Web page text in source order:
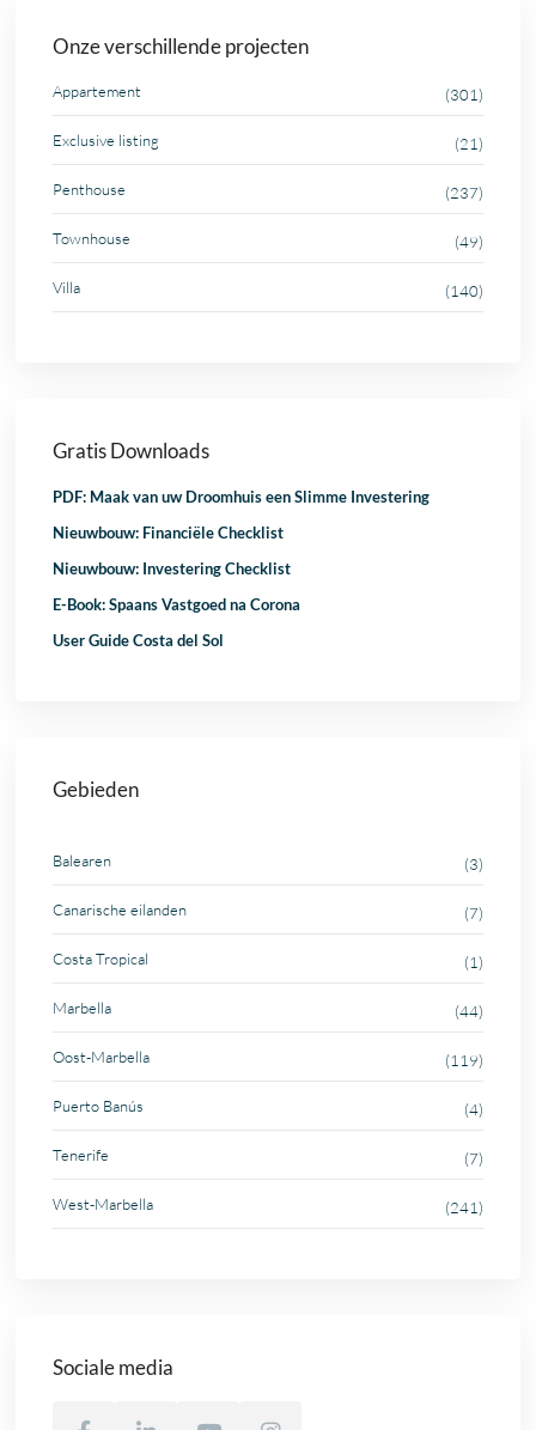
Onze verschillende projecten
Appartement (301)
Exclusive listing (21)
Penthouse (237)
Townhouse (49)
Villa (140)
Gratis Downloads
PDF: Maak van uw Droomhuis een Slimme Investering
Nieuwbouw: Financiële Checklist
Nieuwbouw: Investering Checklist
E-Book: Spaans Vastgoed na Corona
User Guide Costa del Sol
Gebieden
Balearen (3)
Canarische eilanden (7)
Costa Tropical (1)
Marbella (44)
Oost-Marbella (119)
Puerto Banús (4)
Tenerife (7)
West-Marbella (241)
Sociale media